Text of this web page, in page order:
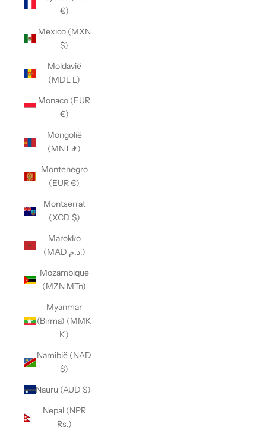
€)
Mexico (MXN
$)
Moldavië
(MDL L)
Monaco (EUR
€)
Mongolië
(MNT ₮)
Montenegro
(EUR €)
Montserrat
(XCD $)
Marokko
(MAD د.م.)
Mozambique
(MZN MTn)
Myanmar
(Birma) (MMK
K)
Namibië (NAD
$)
Nauru (AUD $)
Nepal (NPR
Rs.)